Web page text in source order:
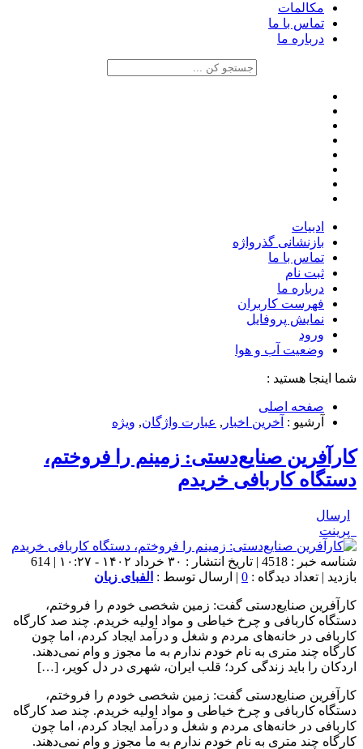
مکالمات
تماس با ما
درباره ما
ادبیات
بازنشانی گذرواژه
تماس با ما
ثبت نام
درباره ما
فهرست کاربران
نمایش پروفایل
ورود
وضعیت آب و هوا
شما اینجا هستید :
صفحه اصلی
آرشیو : آخرین اخبار , عبارت واژگان, ویژه
کارآفرین صنایع‌دستی: زمینم را فروختم،
دستگاه کاربافی خریدم
ارسال
پرینت
شناسه خبر : 4518 | تاریخ انتشار : ۳۰ خرداد ۱۴۰۲ - ۱۰:۲۷ | 614
بازدید | تعداد دیدگاه : 0 | ارسال توسط : الفبای زبان
کارآفرین صنایع‌دستی گفت: زمین شخصی خودم را فروختم،
دستگاه کاربافی و چرخ خیاطی و مواد اولیه خریدم. چند صد کارگاه
کاربافی در خانه‌های مردم و شغل و درآمد ایجاد کردم، اما چون
کارگاه چند متری به نام خودم ندارم به ما مجوز و وام نمی‌دهند.
اردکان را باید زندگی کرد؛ قلب ایران، شهری در دل کویر، […]
کارآفرین صنایع‌دستی گفت: زمین شخصی خودم را فروختم،
دستگاه کاربافی و چرخ خیاطی و مواد اولیه خریدم. چند صد کارگاه
کاربافی در خانه‌های مردم و شغل و درآمد ایجاد کردم، اما چون
کارگاه چند متری به نام خودم ندارم به ما مجوز و وام نمی‌دهند.